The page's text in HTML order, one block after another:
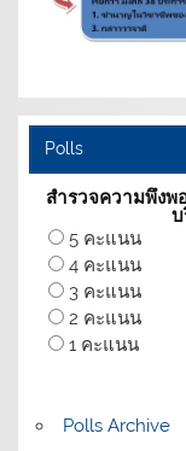
Polls
สำรวจความพึงพ
บ
5 คะแนน
4 คะแนน
3 คะแนน
2 คะแนน
1 คะแนน
Polls Archive